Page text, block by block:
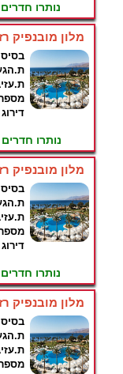
נותרו
מלון מובנפיק רזורט
נותרו
מלון מובנפיק רזורט
נותרו
מלון מובנפיק רזורט